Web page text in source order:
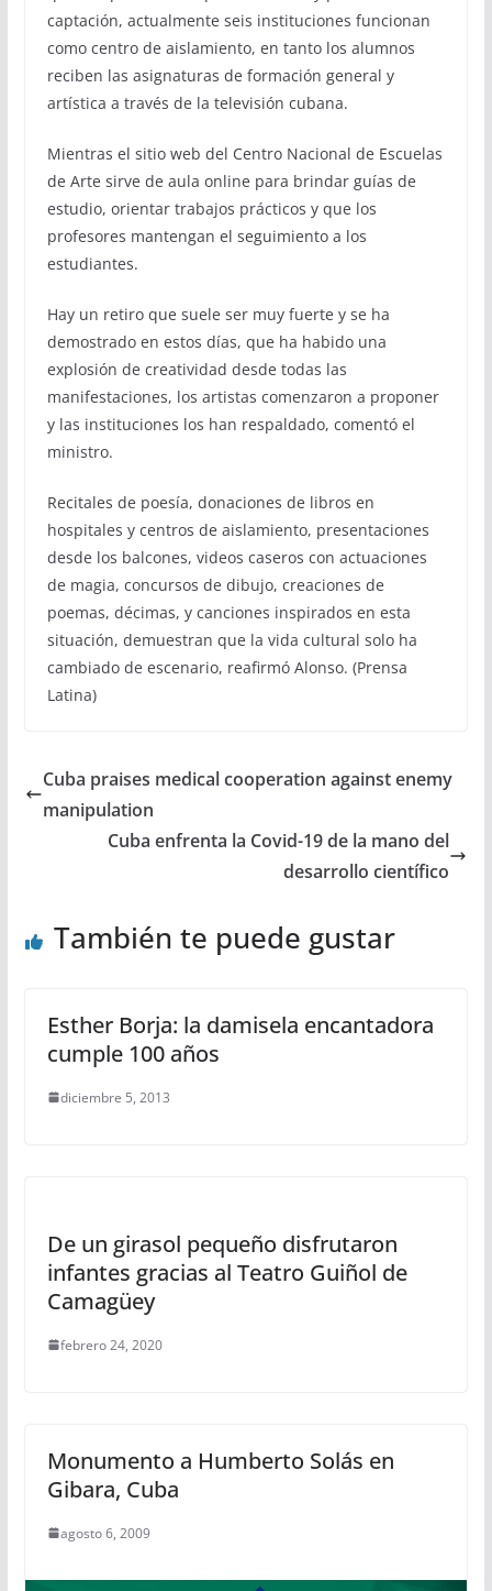
captación, actualmente seis instituciones funcionan
como centro de aislamiento, en tanto los alumnos
reciben las asignaturas de formación general y
artística a través de la televisión cubana.
Mientras el sitio web del Centro Nacional de Escuelas
de Arte sirve de aula online para brindar guías de
estudio, orientar trabajos prácticos y que los
profesores mantengan el seguimiento a los
estudiantes.
Hay un retiro que suele ser muy fuerte y se ha
demostrado en estos días, que ha habido una
explosión de creatividad desde todas las
manifestaciones, los artistas comenzaron a proponer
y las instituciones los han respaldado, comentó el
ministro.
Recitales de poesía, donaciones de libros en
hospitales y centros de aislamiento, presentaciones
desde los balcones, videos caseros con actuaciones
de magia, concursos de dibujo, creaciones de
poemas, décimas, y canciones inspirados en esta
situación, demuestran que la vida cultural solo ha
cambiado de escenario, reafirmó Alonso. (Prensa
Latina)
Cuba praises medical cooperation against enemy
manipulation
Cuba enfrenta la Covid-19 de la mano del
desarrollo científico
También te puede gustar
Esther Borja: la damisela encantadora
cumple 100 años
diciembre 5, 2013
De un girasol pequeño disfrutaron
infantes gracias al Teatro Guiñol de
Camagüey
febrero 24, 2020
Monumento a Humberto Solás en
Gibara, Cuba
agosto 6, 2009